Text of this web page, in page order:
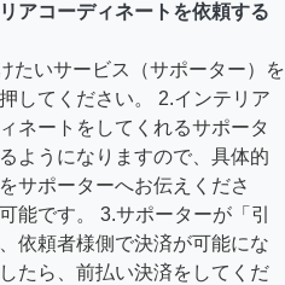
アコーディネートを依頼する
たいサービス（サポーター）を
してください。 2.インテリア
ネートをしてくれるサポータ
ようになりますので、具体的
サポーターへお伝えくださ
能です。 3.サポーターが「引
依頼者様側で決済が可能にな
たら、前払い決済をしてくだ